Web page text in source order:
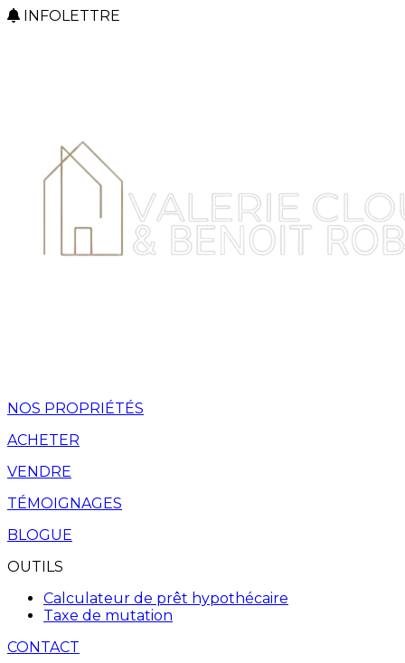
INFOLETTRE
NOS PROPRIÉTÉS
ACHETER
VENDRE
TÉMOIGNAGES
BLOGUE
OUTILS
Calculateur de prêt hypothécaire
Taxe de mutation
CONTACT